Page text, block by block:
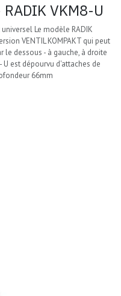
VKM8-U
Le modèle RADIK
VENTIL KOMPAKT qui peut
le dessous - à gauche, à droite
U est dépourvu d'attaches de
66mm